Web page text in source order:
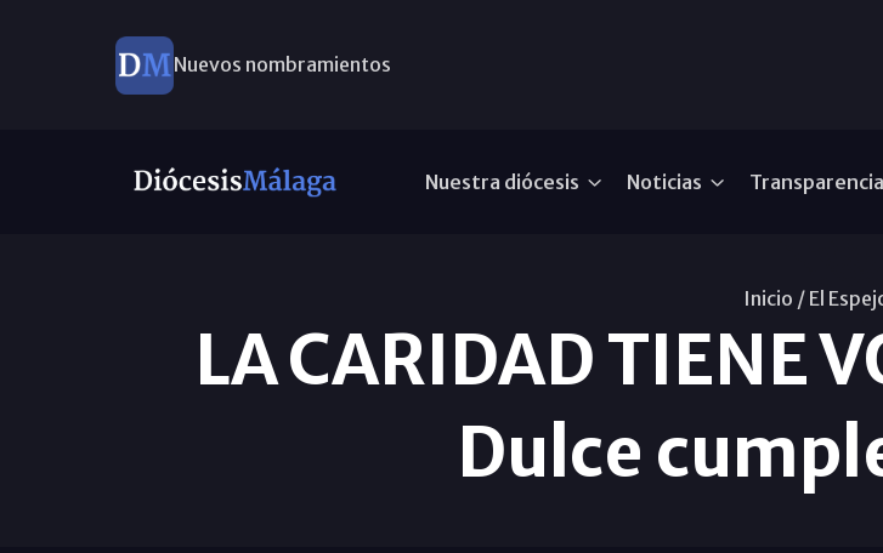
Nuevos nombramientos
Nuestra diócesis Noticias Transparencia
Inicio / El
LA CARIDAD TIENE
Dulce